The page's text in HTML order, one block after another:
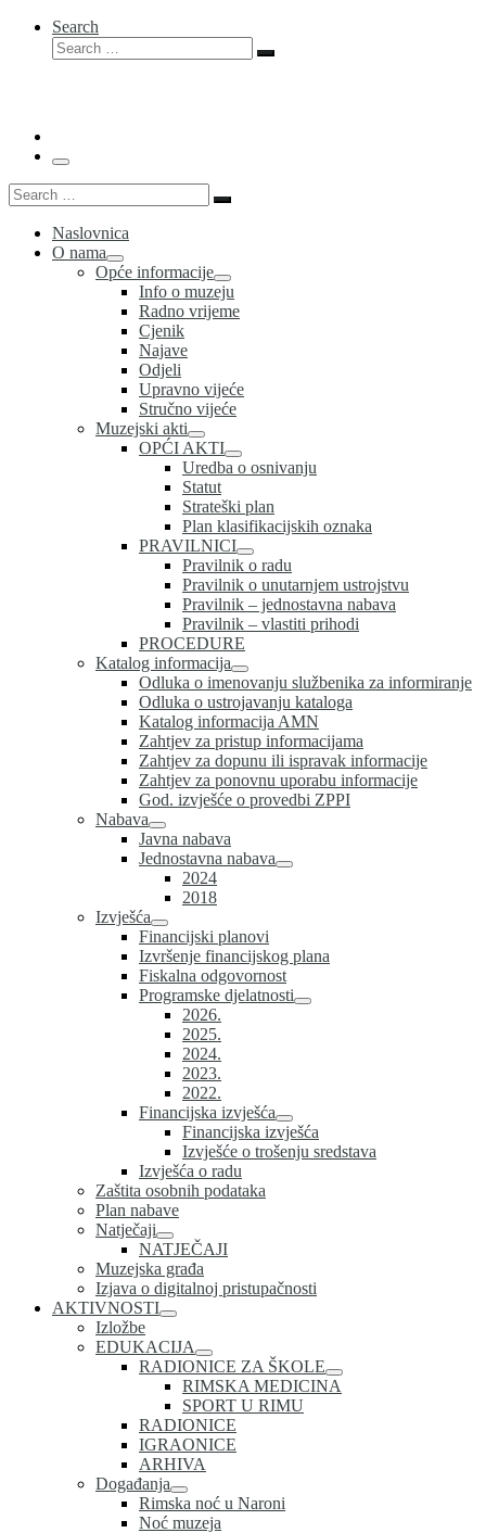
Search
Search
Search
Menu
Search
Search
Naslovnica
O nama
Opće informacije
Info o muzeju
Radno vrijeme
Cjenik
Najave
Odjeli
Upravno vijeće
Stručno vijeće
Muzejski akti
OPĆI AKTI
Uredba o osnivanju
Statut
Strateški plan
Plan klasifikacijskih oznaka
PRAVILNICI
Pravilnik o radu
Pravilnik o unutarnjem ustrojstvu
Pravilnik – jednostavna nabava
Pravilnik – vlastiti prihodi
PROCEDURE
Katalog informacija
Odluka o imenovanju službenika za informiranje
Odluka o ustrojavanju kataloga
Katalog informacija AMN
Zahtjev za pristup informacijama
Zahtjev za dopunu ili ispravak informacije
Zahtjev za ponovnu uporabu informacije
God. izvješće o provedbi ZPPI
Nabava
Javna nabava
Jednostavna nabava
2024
2018
Izvješća
Financijski planovi
Izvršenje financijskog plana
Fiskalna odgovornost
Programske djelatnosti
2026.
2025.
2024.
2023.
2022.
Financijska izvješća
Financijska izvješća
Izvješće o trošenju sredstava
Izvješća o radu
Zaštita osobnih podataka
Plan nabave
Natječaji
NATJEČAJI
Muzejska građa
Izjava o digitalnoj pristupačnosti
AKTIVNOSTI
Izložbe
EDUKACIJA
RADIONICE ZA ŠKOLE
RIMSKA MEDICINA
SPORT U RIMU
RADIONICE
IGRAONICE
ARHIVA
Događanja
Rimska noć u Naroni
Noć muzeja